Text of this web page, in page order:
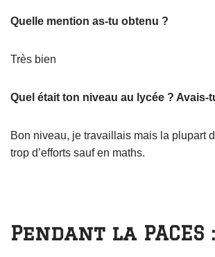
Quelle mention as-tu obtenu ?
Très bien
Quel était ton niveau au lycée ? Avais-
Bon niveau, je travaillais mais la plupart
trop d’efforts sauf en maths.
Pendant la PACES :